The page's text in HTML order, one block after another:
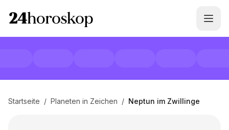
Startseite / Planeten in Zeichen / Neptun im Zwillinge